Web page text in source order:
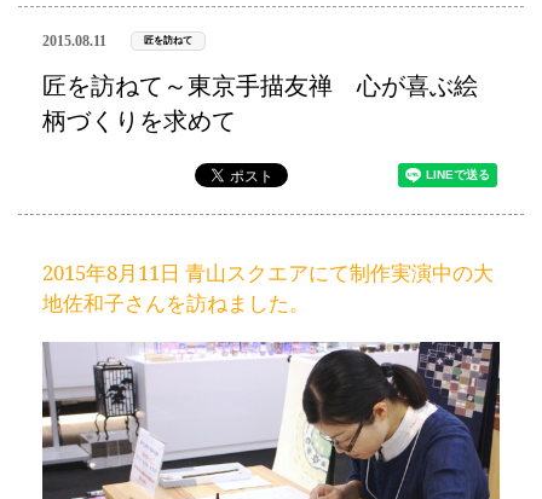
2015.08.11 匠を訪ねて
匠を訪ねて～東京手描友禅 心が喜ぶ絵
柄づくりを求めて
2015年8月11日 青山スクエアにて制作実演中の大
地佐和子さんを訪ねました。